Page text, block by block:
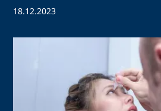
18.12.2023